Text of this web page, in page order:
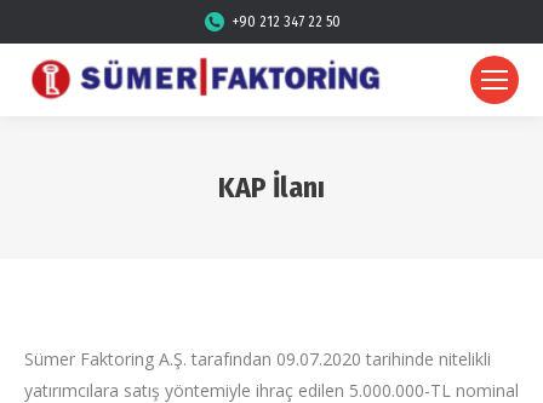
+90 212 347 22 50
KAP İlanı
Sümer Faktoring A.Ş. tarafından 09.07.2020 tarihinde nitelikli
yatırımcılara satış yöntemiyle ihraç edilen 5.000.000-TL nominal